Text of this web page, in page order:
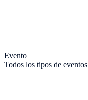
Evento
Todos los tipos de eventos